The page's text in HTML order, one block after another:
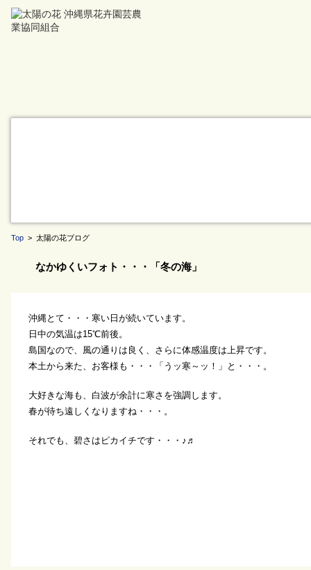
Top > 太陽の花ブログ
なかゆくいフォト・・・「冬の海」
沖縄とて・・・寒い日が続いています。
日中の気温は15℃前後。
島国なので、風の通りは良く、さらに体感温度は上昇です。
本土から来た、お客様も・・・「うッ寒～ッ！」と・・・。
大好きな海も、白波が余計に寒さを強調します。
春が待ち遠しくなりますね・・・。
それでも、碧さはピカイチです・・・♪♬